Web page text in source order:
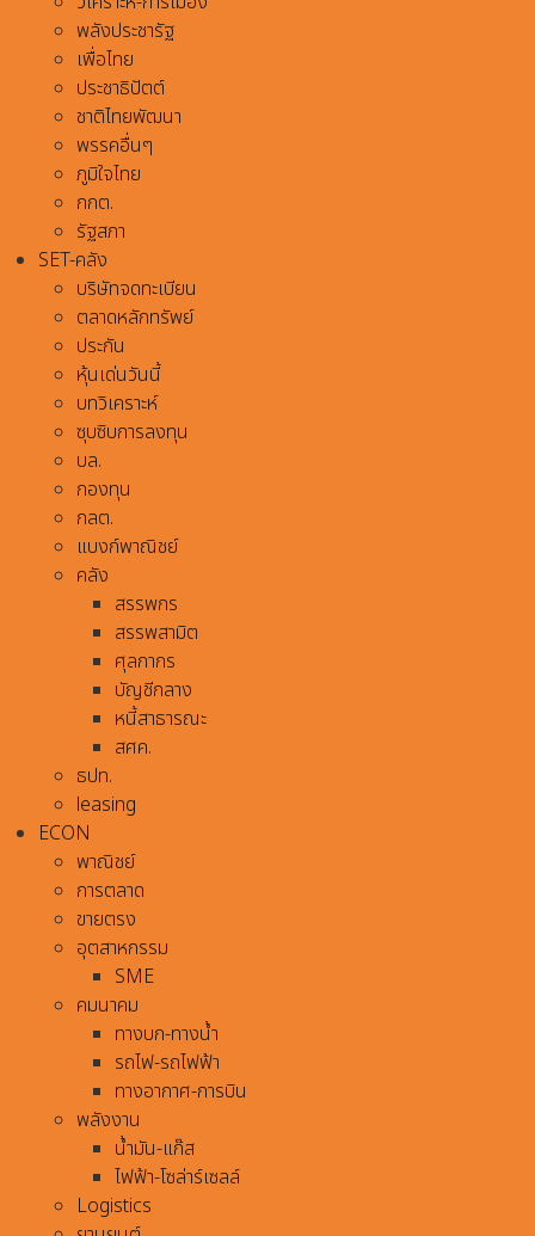
พลังประชารัฐ
เพื่อไทย
ประชาธิปัตต์
ชาติไทยพัฒนา
พรรคอื่นๆ
ภูมิใจไทย
กกต.
รัฐสภา
SET-คลัง
บริษัทจดทะเบียน
ตลาดหลักทรัพย์
ประกัน
หุ้นเด่นวันนี้
บทวิเคราะห์
ซุบซิบการลงทุน
บล.
กองทุน
กลต.
แบงก์พาณิชย์
คลัง
สรรพกร
สรรพสามิต
ศุลกากร
บัญชีกลาง
หนี้สาธารณะ
สศค.
ธปท.
leasing
ECON
พาณิชย์
การตลาด
ขายตรง
อุตสาหกรรม
SME
คมนาคม
ทางบก-ทางน้ำ
รถไฟ-รถไฟฟ้า
ทางอากาศ-การบิน
พลังงาน
น้ำมัน-แก๊ส
ไฟฟ้า-โซล่าร์เซลล์
Logistics